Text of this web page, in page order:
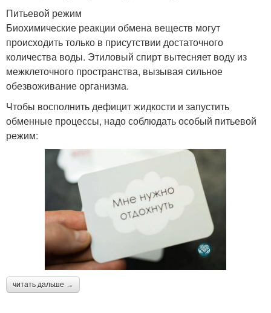
Питьевой режим
Биохимические реакции обмена веществ могут
происходить только в присутствии достаточного
количества воды. Этиловый спирт вытесняет воду из
межклеточного пространства, вызывая сильное
обезвоживание организма.
Чтобы восполнить дефицит жидкости и запустить
обменные процессы, надо соблюдать особый питьевой
режим:
читать дальше →